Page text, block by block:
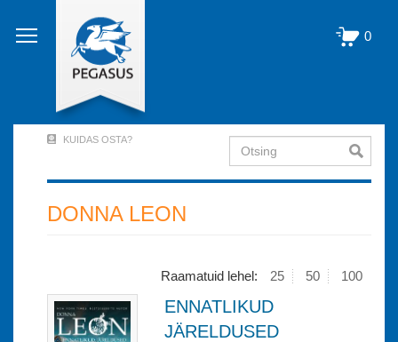
edasi
põhisisu
0
Account
Menu
KUIDAS OSTA? Otsing
DONNA LEON
Raamatuid lehel: 25 50 100
ENNATLIKUD
JÄRELDUSED